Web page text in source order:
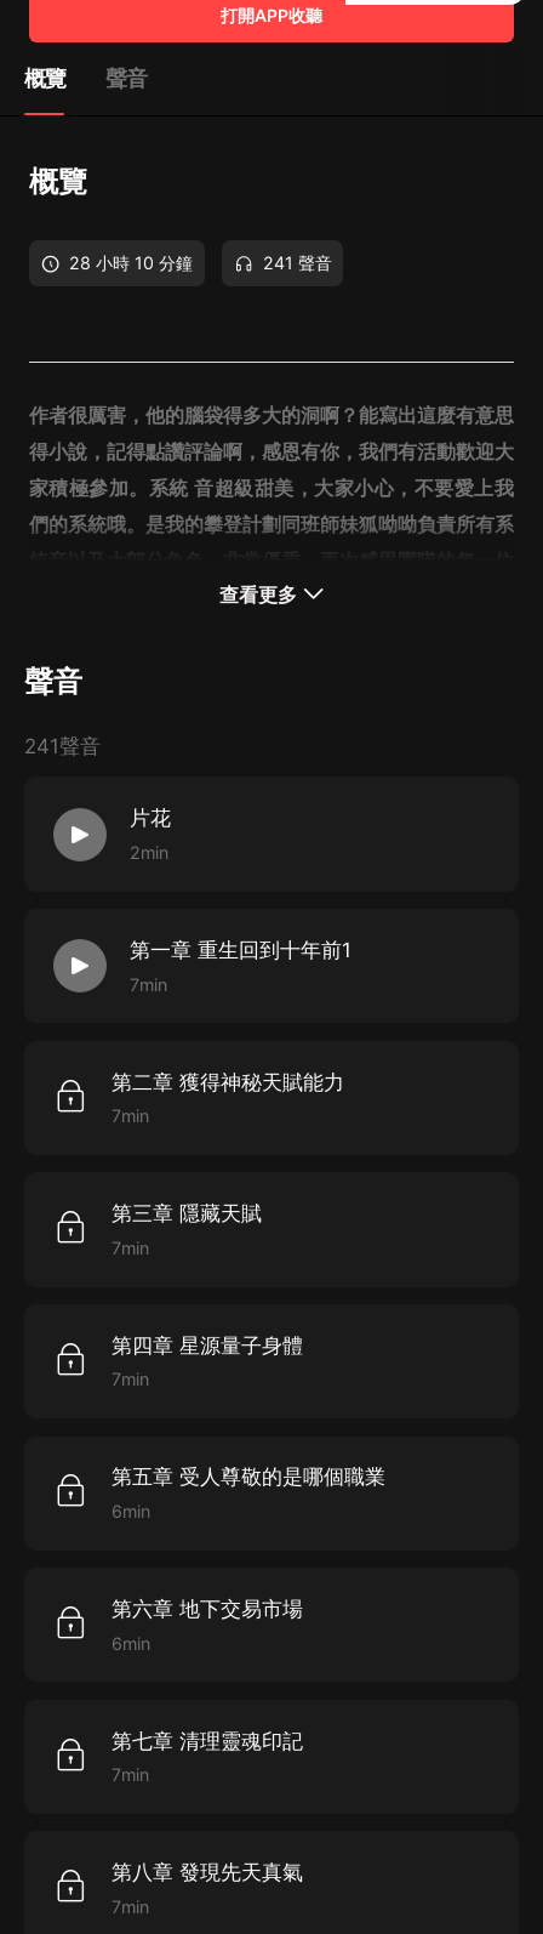
打開APP收聽
概覽 聲音
概覽
28 小時 10 分鐘 241 聲音
作者很厲害，他的腦袋得多大的洞啊？能寫出這麼有意思
得小說，記得點讚評論啊，感恩有你，我們有活動歡迎大
家積極參加。系統 音超級甜美，大家小心，不要愛上我
們的系統哦。是我的攀登計劃同班師妹狐呦呦負責所有系
查看更多
聲音
241聲音
片花
2min
第一章 重生回到十年前1
7min
第二章 獲得神秘天賦能力
7min
第三章 隱藏天賦
7min
第四章 星源量子身體
7min
第五章 受人尊敬的是哪個職業
6min
第六章 地下交易市場
6min
第七章 清理靈魂印記
7min
第八章 發現先天真氣
7min